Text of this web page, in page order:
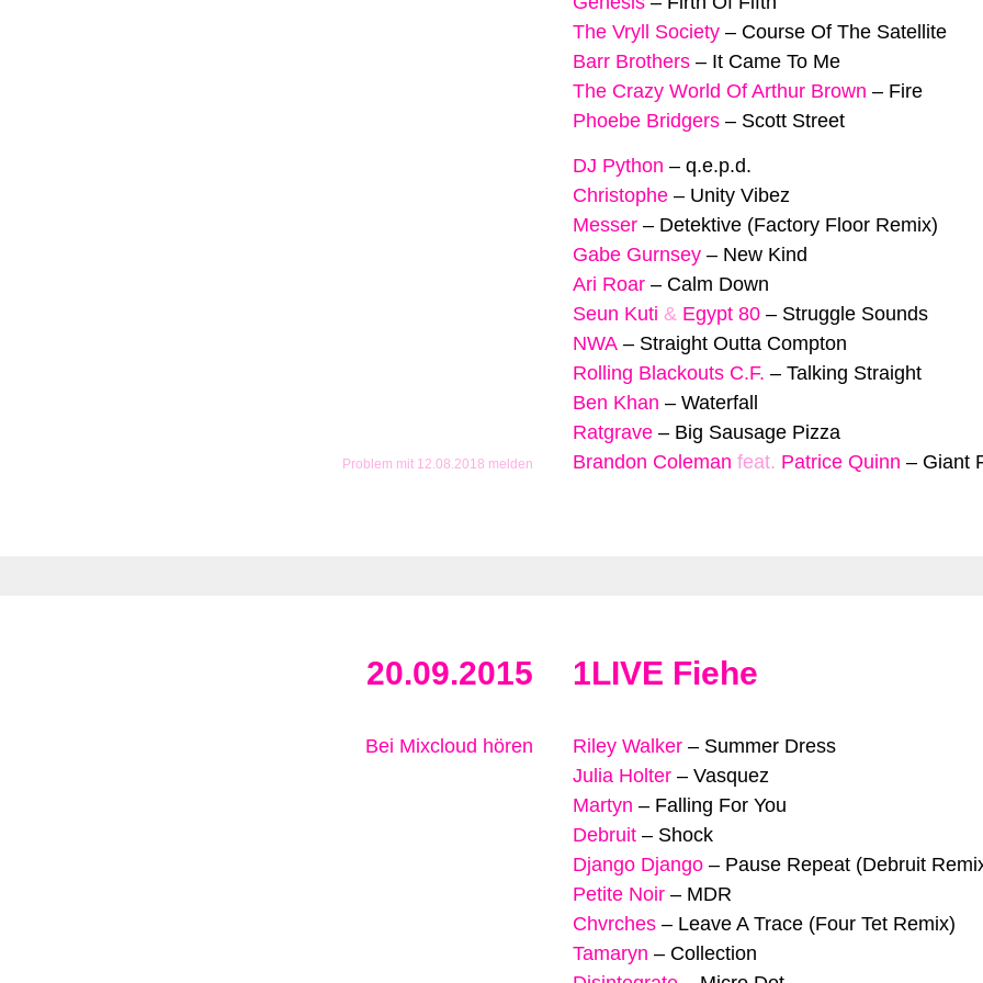
Problem mit 12.08.2018 melden
The Vryll Society – Course Of The Satellite
Barr Brothers – It Came To Me
The Crazy World Of Arthur Brown – Fire
Phoebe Bridgers – Scott Street
DJ Python – q.e.p.d.
Christophe – Unity Vibez
Messer – Detektive (Factory Floor Remix)
Gabe Gurnsey – New Kind
Ari Roar – Calm Down
Seun Kuti & Egypt 80 – Struggle Sounds
NWA – Straight Outta Compton
Rolling Blackouts C.F. – Talking Straight
Ben Khan – Waterfall
Ratgrave – Big Sausage Pizza
Brandon Coleman feat. Patrice Quinn – Giant
20.09.2015 1LIVE Fiehe
Bei Mixcloud hören Riley Walker – Summer Dress
Julia Holter – Vasquez
Martyn – Falling For You
Debruit – Shock
Django Django – Pause Repeat (Debruit
Petite Noir – MDR
Chvrches – Leave A Trace (Four Tet Remix)
Tamaryn – Collection